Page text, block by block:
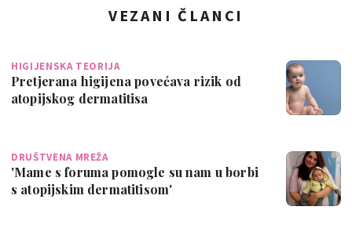
VEZANI ČLANCI
HIGIJENSKA TEORIJA
Pretjerana higijena povećava rizik od
atopijskog dermatitisa
DRUŠTVENA MREŽA
'Mame s foruma pomogle su nam u borbi
s atopijskim dermatitisom'